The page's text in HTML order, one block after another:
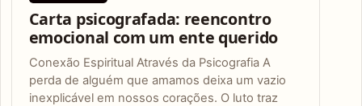
Carta psicografada: reencontro
emocional com um ente querido
Conexão Espiritual Através da Psicografia A
perda de alguém que amamos deixa um vazio
inexplicável em nossos corações. O luto traz